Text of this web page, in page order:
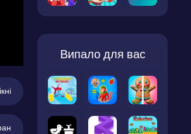
Випало для вас